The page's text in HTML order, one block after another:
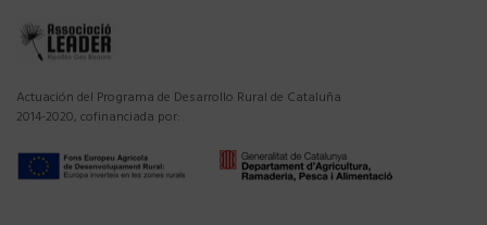
Actuación del Programa de Desarrollo Rural de Cataluña
2014-2020, cofinanciada por: